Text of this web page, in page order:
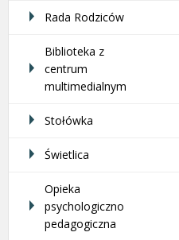
Rada Rodziców
Biblioteka z
centrum
multimedialnym
Stołówka
Świetlica
Opieka
psychologiczno
pedagogiczna